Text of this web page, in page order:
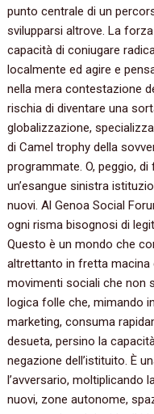
punto centrale di un
svilupparsi altrove. La
capacità di coniugare
localmente ed agire e
nella mera contestazione
rischia di diventare una
globalizzazione,
di Camel trophy della
programmate. O, peggio,
un’esangue sinistra
nuovi. Al Genoa Social
ogni risma bisognosi di
Questo è un mondo che
altrettanto in fretta macina
movimenti sociali che non
logica folle che, mimando
marketing, consuma
desueta, persino la
negazione dell’istituito. È
l’avversario, moltiplicando
nuovi, zone autonome,